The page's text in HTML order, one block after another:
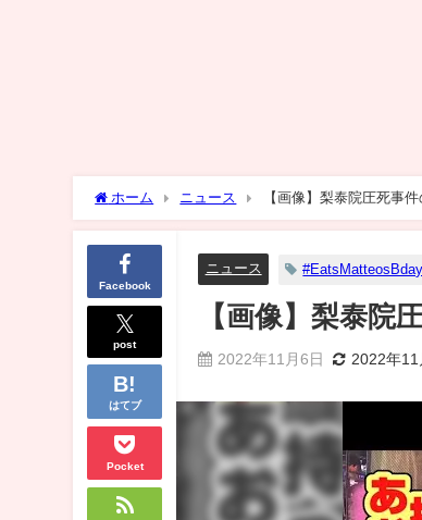
ホーム ニュース 【画像】梨泰院圧死事
Facebook
post
はてブ
Pocket
ニュース
【画像】梨泰院
2022年11月6日 2022年11